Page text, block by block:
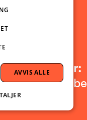
beredskap
medier:
Youtube
AVVIS ALLE